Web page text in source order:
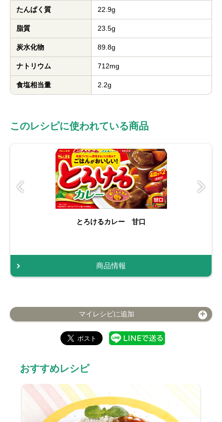
たんぱく質 22.9g
脂質 23.5g
炭水化物 89.8g
ナトリウム 712mg
食塩相当量 2.2g
このレシピに使われている商品
とろけるカレー 甘口
商品情報
マイレシピに追加
おすすめレシピ